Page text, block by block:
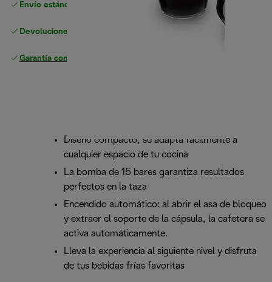
Envío estándar gratuito superior a 49 €
Devoluciones gratuitas
Garantía completa
Diseño compacto; se adapta fácilmente a
cualquier espacio de tu cocina
La bomba de 15 bares garantiza resultados
perfectos en la taza
Encendido automático: al abrir el asa de bloqueo
y extraer el soporte de la cápsula, la cafetera se
activa automáticamente.
Lleva la experiencia al siguiente nivel y disfruta
de tus bebidas frías favoritas